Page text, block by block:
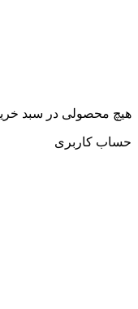
هیچ محصولی در سبد
حساب کاربری